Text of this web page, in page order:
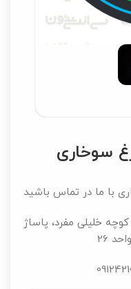
سوخاری
با ما در تماس باشید
کوچه خلیلی مفرد، پاساژ
26